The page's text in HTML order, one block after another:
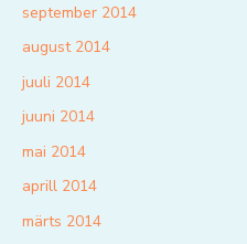
september 2014
august 2014
juuli 2014
juuni 2014
mai 2014
aprill 2014
märts 2014